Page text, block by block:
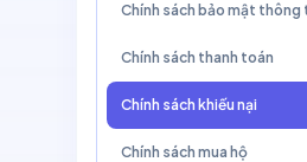
Chính sách bảo mật thông
Chính sách thanh toán
Chính sách khiếu nại
Chính sách mua hộ